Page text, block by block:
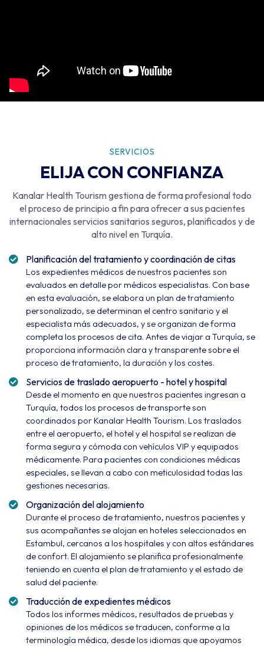
SERVICIOS
ELIJA CON CONFIANZA
Kanalar Health Tourism gestiona de forma profesional todo
el proceso de principio a fin para ofrecer a sus pacientes
internacionales servicios sanitarios seguros, planificados y de
alto nivel en Turquía.
Planificación del tratamiento y coordinación de citas
Los expedientes médicos de nuestros pacientes son
evaluados en detalle por médicos especialistas. Con base
en esta evaluación, se elabora un plan de tratamiento
personalizado, se determinan el centro sanitario y el
especialista más adecuados, y se organizan de forma
completa los procesos de cita. Antes de viajar a Turquía, se
proporciona información clara y transparente sobre el
proceso de tratamiento, la duración y los costes.
Servicios de traslado aeropuerto - hotel y hospital
Desde el momento en que nuestros pacientes ingresan a
Turquía, todos los procesos de transporte son
coordinados por Kanalar Health Tourism. Los traslados
entre el aeropuerto, el hotel y el hospital se realizan de
forma segura y cómoda con vehículos VIP y equipados
médicamente. Para pacientes con condiciones médicas
especiales, se llevan a cabo con meticulosidad todas las
gestiones necesarias.
Organización del alojamiento
Durante el proceso de tratamiento, nuestros pacientes y
sus acompañantes se alojan en hoteles seleccionados en
Estambul, cercanos a los hospitales y con altos estándares
de confort. El alojamiento se planifica profesionalmente
teniendo en cuenta el plan de tratamiento y el estado de
salud del paciente.
Traducción de expedientes médicos
Todos los informes médicos, resultados de pruebas y
opiniones de los médicos se traducen, conforme a la
terminología médica, desde los idiomas que apoyamos